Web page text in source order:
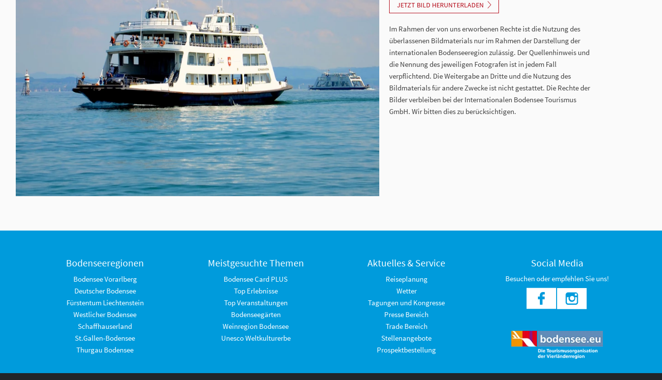
JETZT BILD HERUNTERLADEN
Im Rahmen der von uns erworbenen Rechte ist die Nutzung des
überlassenen Bildmaterials nur im Rahmen der Darstellung der
internationalen Bodenseeregion zulässig. Der Quellenhinweis und
die Nennung des jeweiligen Fotografen ist in jedem Fall
verpflichtend. Die Weitergabe an Dritte und die Nutzung des
Bildmaterials für andere Zwecke ist nicht gestattet. Die Rechte der
Bilder verbleiben bei der Internationalen Bodensee Tourismus
GmbH. Wir bitten dies zu berücksichtigen.
Bodenseeregionen
Bodensee Vorarlberg
Deutscher Bodensee
Fürstentum Liechtenstein
Westlicher Bodensee
Schaffhauserland
St.Gallen-Bodensee
Thurgau Bodensee
Meistgesuchte Themen
Bodensee Card PLUS
Top Erlebnisse
Top Veranstaltungen
Bodenseegärten
Weinregion Bodensee
Unesco Weltkulturerbe
Aktuelles & Service
Reiseplanung
Wetter
Tagungen und Kongresse
Presse Bereich
Trade Bereich
Stellenangebote
Prospektbestellung
Social Media
Besuchen oder empfehlen Sie uns!